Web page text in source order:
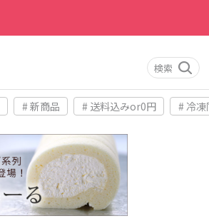
検索
# 新商品 # 送料込みor0円 # 冷凍